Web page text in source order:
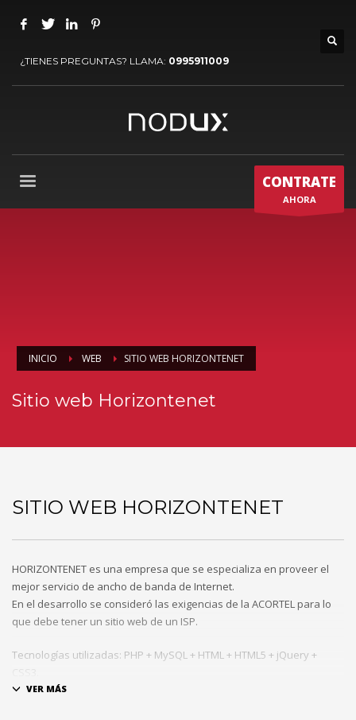
¿TIENES PREGUNTAS? LLAMA: 0995911009
CONTRATE
AHORA
INICIO WEB SITIO WEB HORIZONTENET
Sitio web Horizontenet
SITIO WEB HORIZONTENET
HORIZONTENET es una empresa que se especializa en proveer el
mejor servicio de ancho de banda de Internet.
En el desarrollo se consideró las exigencias de la ACORTEL para lo
que debe tener un sitio web de un ISP.
Tecnologías utilizadas: PHP + MySQL + HTML + HTML5 + jQuery +